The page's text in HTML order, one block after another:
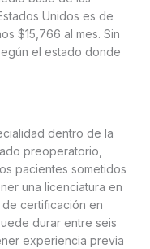
Unidos es de
$15,766 al mes. Sin
el estado donde
dentro de la
preoperatorio,
pacientes sometidos
una licenciatura en
certificación en
durar entre seis
experiencia previa